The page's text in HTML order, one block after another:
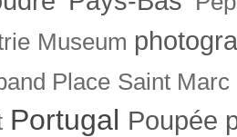
Museum
Place Saint Marc
Portugal Poupée